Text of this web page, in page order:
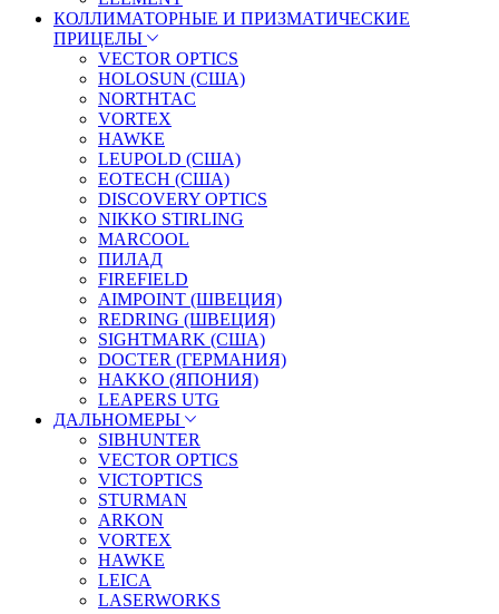
КОЛЛИМАТОРНЫЕ И ПРИЗМАТИЧЕСКИЕ
ПРИЦЕЛЫ
VECTOR OPTICS
HOLOSUN (США)
NORTHTAC
VORTEX
HAWKE
LEUPOLD (США)
EOTECH (США)
DISCOVERY OPTICS
NIKKO STIRLING
MARCOOL
ПИЛАД
FIREFIELD
AIMPOINT (ШВЕЦИЯ)
REDRING (ШВЕЦИЯ)
SIGHTMARK (США)
DOCTER (ГЕРМАНИЯ)
HAKKO (ЯПОНИЯ)
LEAPERS UTG
ДАЛЬНОМЕРЫ
SIBHUNTER
VECTOR OPTICS
VICTOPTICS
STURMAN
ARKON
VORTEX
HAWKE
LEICA
LASERWORKS